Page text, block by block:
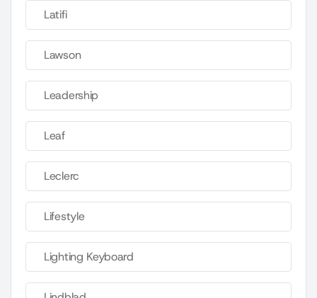
Latifi
Lawson
Leadership
Leaf
Leclerc
Lifestyle
Lighting Keyboard